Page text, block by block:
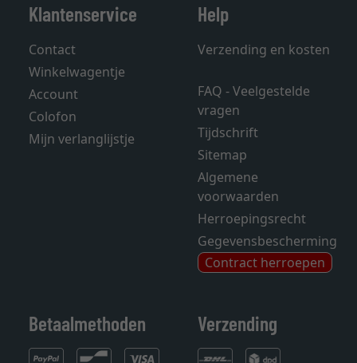
Klantenservice
Contact
Winkelwagentje
Account
Colofon
Mijn verlanglijstje
Help
Verzending en kosten
FAQ - Veelgestelde
vragen
Tijdschrift
Sitemap
Algemene
voorwaarden
Herroepingsrecht
Gegevensbescherming
Contract herroepen
Betaalmethoden Verzending